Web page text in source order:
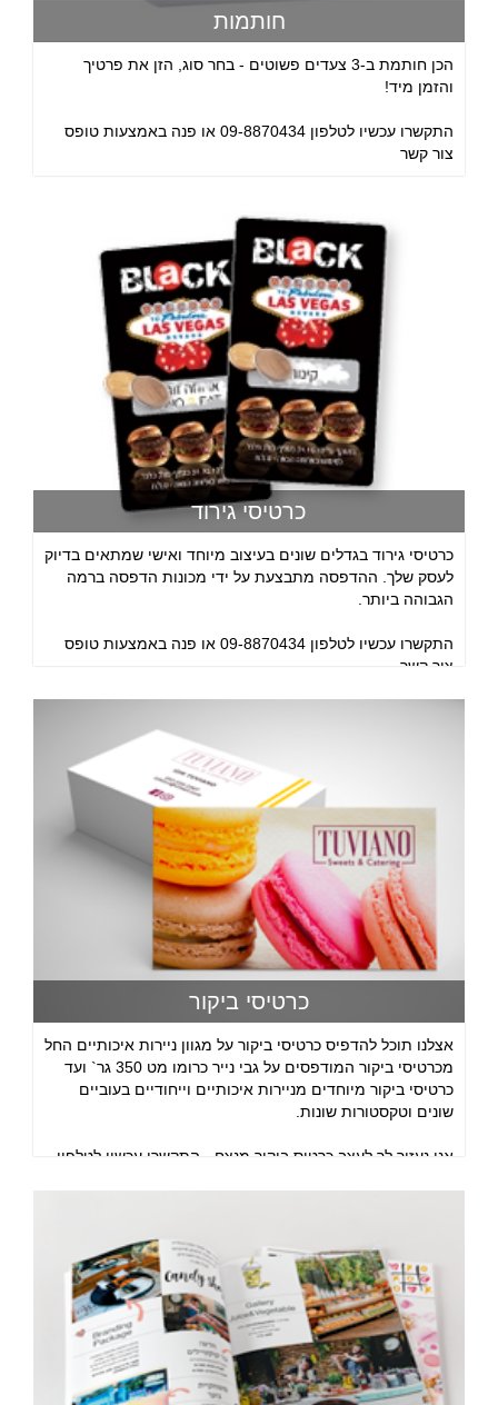
חותמות
הכן חותמת ב-3 צעדים פשוטים - בחר סוג, הזן את פרטיך
והזמן מיד!
התקשרו עכשיו לטלפון 09-8870434 או פנה באמצעות טופס
צור קשר
כרטיסי גירוד
כרטיסי גירוד בגדלים שונים בעיצוב מיוחד ואישי שמתאים בדיוק
לעסק שלך. ההדפסה מתבצעת על ידי מכונות הדפסה ברמה
הגבוהה ביותר.
התקשרו עכשיו לטלפון 09-8870434 או פנה באמצעות טופס
צור קשר
כרטיסי ביקור
אצלנו תוכל להדפיס כרטיסי ביקור על מגוון ניירות איכותיים החל
מכרטיסי ביקור המודפסים על גבי נייר כרומו מט 350 גר` ועד
כרטיסי ביקור מיוחדים מניירות איכותיים וייחודיים בעוביים
שונים וטקסטורות שונות.
אנו נעזור לך לעצב כרטיס ביקור מנצח - התקשרו עכשיו לטלפון